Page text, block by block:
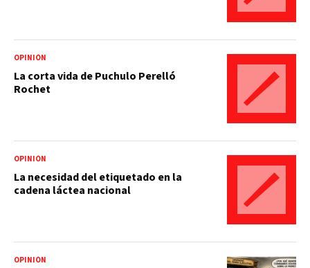
OPINIÓN
La corta vida de Puchulo Perelló
Rochet
OPINIÓN
La necesidad del etiquetado en la
cadena láctea nacional
OPINIÓN